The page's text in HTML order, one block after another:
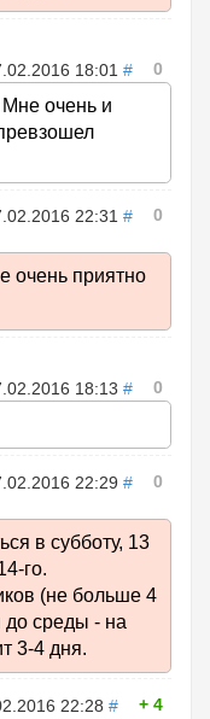
18:01 # 0
очень и
22:31 # 0
очень приятно
18:13 # 0
22:29 # 0
в субботу, 13
го.
(не больше 4
до среды - на
3-4 дня.
22:28 # 4